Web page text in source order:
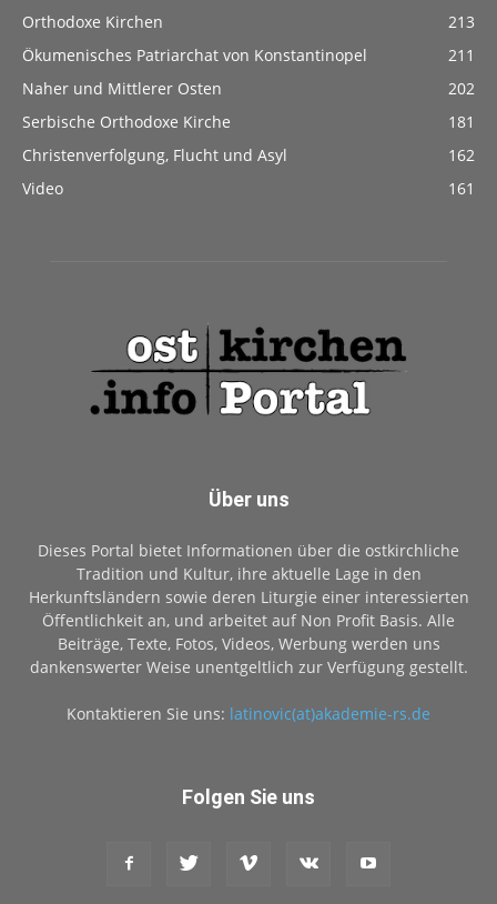
Orthodoxe Kirchen
213
Ökumenisches Patriarchat von Konstantinopel
211
Naher und Mittlerer Osten
202
Serbische Orthodoxe Kirche
181
Christenverfolgung, Flucht und Asyl
162
Video
161
Über uns
Dieses Portal bietet Informationen über die ostkirchliche
Tradition und Kultur, ihre aktuelle Lage in den
Herkunftsländern sowie deren Liturgie einer interessierten
Öffentlichkeit an, und arbeitet auf Non Profit Basis. Alle
Beiträge, Texte, Fotos, Videos, Werbung werden uns
dankenswerter Weise unentgeltlich zur Verfügung gestellt.
Kontaktieren Sie uns: latinovic(at)akademie-rs.de
Folgen Sie uns